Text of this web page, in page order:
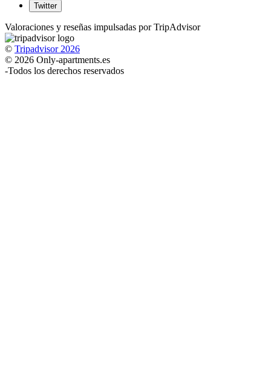
Twitter
Valoraciones y reseñas impulsadas por TripAdvisor
© Tripadvisor 2026
© 2026 Only-apartments.es
-Todos los derechos reservados